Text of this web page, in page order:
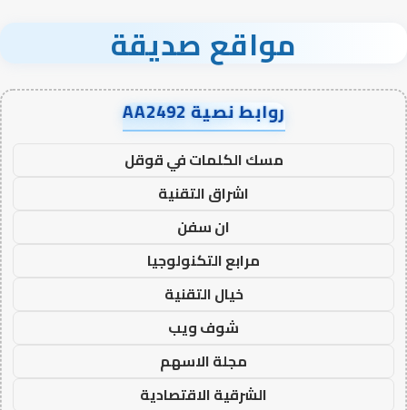
مواقع صديقة
روابط نصية AA2492
مسك الكلمات في قوقل
اشراق التقنية
ان سفن
مرابع التكنولوجيا
خيال التقنية
شوف ويب
مجلة الاسهم
الشرقية الاقتصادية